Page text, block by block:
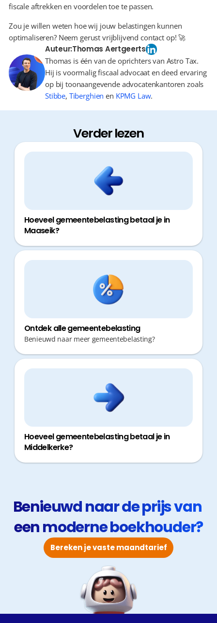
fiscale aftrekken en voordelen toe te passen.
Zou je willen weten hoe wij jouw belastingen kunnen
optimaliseren? Neem gerust vrijblijvend contact op! 🚀
Auteur:Thomas Aertgeerts
Thomas is één van de oprichters van Astro Tax.
Hij is voormalig fiscaal advocaat en deed ervaring
op bij toonaangevende advocatenkantoren zoals
Stibbe, Tiberghien en KPMG Law.
Verder lezen
Hoeveel gemeentebelasting betaal je in
Maaseik?
Ontdek alle gemeentebelasting
Benieuwd naar meer gemeentebelasting?
Hoeveel gemeentebelasting betaal je in
Middelkerke?
Benieuwd naar de prijs van
een moderne boekhouder?
Bereken je vaste maandtarief